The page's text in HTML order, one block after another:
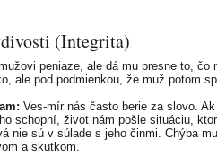
(Integrita)
peniaze, ale dá mu presne to, čo
ale pod podmienkou, že muž potom
Ves-mír nás často berie za slovo.
schopní, život nám pošle situáciu,
nie sú v súlade s jeho činmi. Chýba mu
a skutkom.